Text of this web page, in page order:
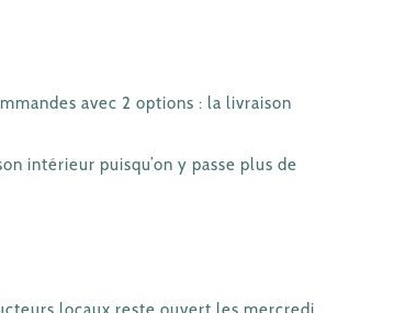
avec 2 options : la livraison
intérieur puisqu’on y passe plus de